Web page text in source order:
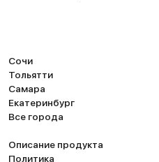
Сочи
Тольятти
Самара
Екатеринбург
Все города
Описание продукта
Политика